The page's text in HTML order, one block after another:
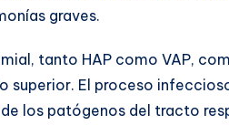
graves.
tanto HAP como VAP,
superior. El proceso
los patógenos del tracto